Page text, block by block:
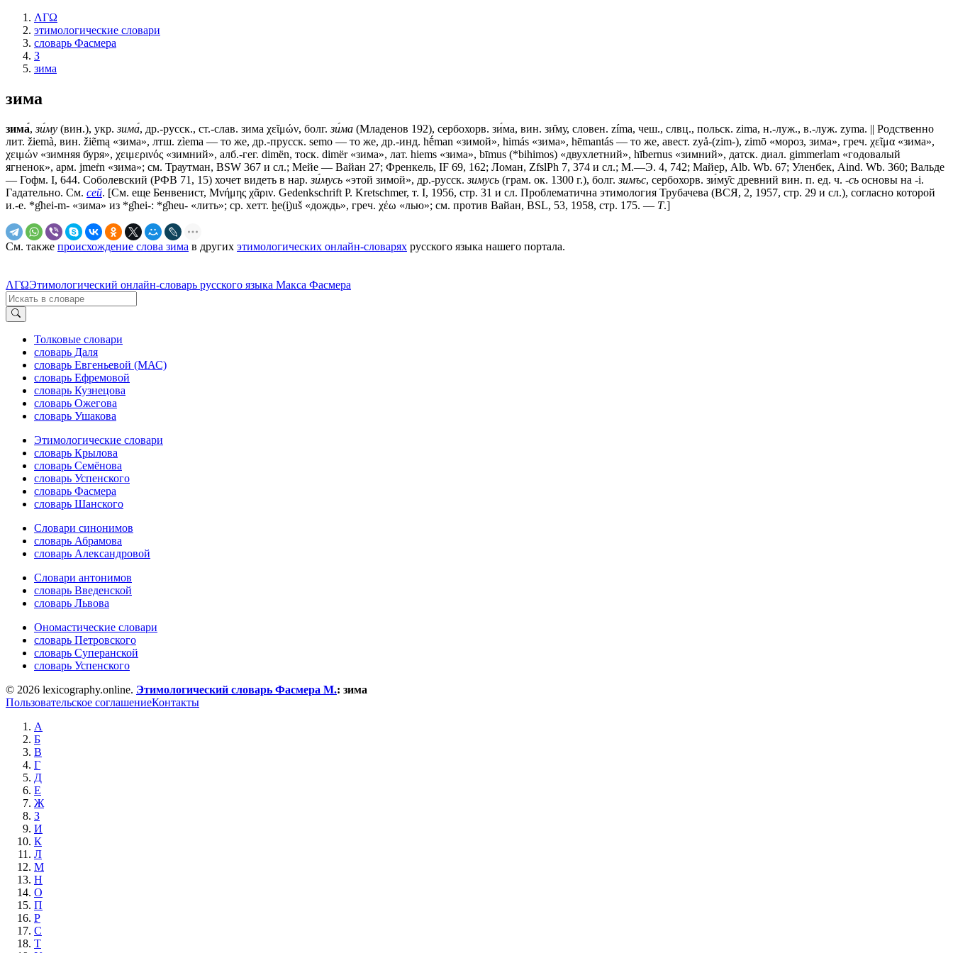
ΛΓΩ
этимологические словари
словарь Фасмера
З
зима
зима
зима́,зи́му (вин.), укр.зима́, др.-русск., ст.-слав. зима χεῖμών, болг.зи́ма (Младенов 192), сербохорв. зи́ма, вин. зи̑му, словен. zíma, чеш., слвц., польск. zima, н.-луж., в.-луж. zуmа. || Родственно
лит. žiemà, вин. žiẽmą «зима», лтш. zìema — то же, др.-прусск. semo — то же, др.-инд. hḗman «зимой», himás «зима», hēmantás — то же, авест. zyå-(zim-), zimō «мороз, зима», греч. χεῖμα «зима»,
χειμών «зимняя буря», χειμερινός «зимний», алб.-гег. dimën, тоск. dimër «зима», лат. hiems «зима», bīmus (*bihimos) «двухлетний», hībernus «зимний», датск. диал. gimmerlam «годовалый
ягненок», арм. jmeṙn «зима»; см. Траутман, ВSW 367 и сл.; Мейе — Вайан 27; Френкель, IF 69, 162; Ломан, ZfslPh 7, 374 и сл.; М.—Э. 4, 742; Майер, Alb. Wb. 67; Уленбек, Aind. Wb. 360; Вальде
— Гофм. I, 644. Соболевский (РФВ 71, 15) хочет видеть в нар.зи́мусь «этой зимой», др.-русск.зимусь (грам. ок. 1300 г.), болг.зимъс, сербохорв. зи́му̂с древний вин. п. ед. ч. -сь основы на -i.
Гадательно. См. сей. [См. еще Бенвенист, Μνήμης χᾶριν. Gedenkschrift Р. Kretschmer, т. I, 1956, стр. 31 и сл. Проблематична этимология Трубачева (ВСЯ, 2, 1957, стр. 29 и сл.), согласно которой
и.-е. *g̑hei-m- «зима» из *g̑hei-: *g̑heu- «лить»; ср. хетт. ḫe(i̯)uš «дождь», греч. χέω «лью»; см. против Вайан, BSL, 53, 1958, стр. 175. — Т.]
См. также происхождение слова зима в других этимологических онлайн-словарях русского языка нашего портала.
ΛΓΩЭтимологический онлайн-словарь русского языка Макса Фасмера
Толковые словари
словарь Даля
словарь Евгеньевой (МАС)
словарь Ефремовой
словарь Кузнецова
словарь Ожегова
словарь Ушакова
Этимологические словари
словарь Крылова
словарь Семёнова
словарь Успенского
словарь Фасмера
словарь Шанского
Словари синонимов
словарь Абрамова
словарь Александровой
Словари антонимов
словарь Введенской
словарь Львова
Ономастические словари
словарь Петровского
словарь Суперанской
словарь Успенского
© 2026 lexicography.online. Этимологический словарь Фасмера М.: зима
Пользовательское соглашениеКонтакты
А
Б
В
Г
Д
Е
Ж
З
И
К
Л
М
Н
О
П
Р
С
Т